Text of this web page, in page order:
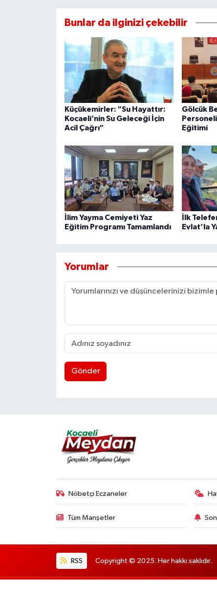
Bunlar da ilginizi çekebilir
Küçükemirler: "Su Hayattır:
Kocaeli’nin Su Geleceği İçin
Acil Çağrı"
Gölcük
Eğitimi
İlim Yayma Cemiyeti Yaz
Eğitim Programı Tamamlandı
İlk
Evlat’la
Yorumlar
Gönder
Nöbetçi Eczaneler
Tüm Manşetler
RSS Copyright © 2025. Her hakkı saklıdır.